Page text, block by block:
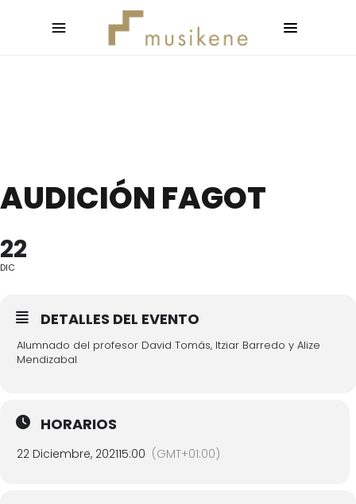
AUDICIÓN FAGOT
22
DIC
DETALLES DEL EVENTO
Alumnado del profesor David Tomás, Itziar Barredo y Alize
Mendizabal
HORARIOS
22 Diciembre, 202115:00 (GMT+01:00)